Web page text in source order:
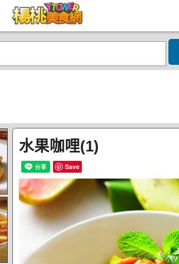
水果咖哩(1)
Save